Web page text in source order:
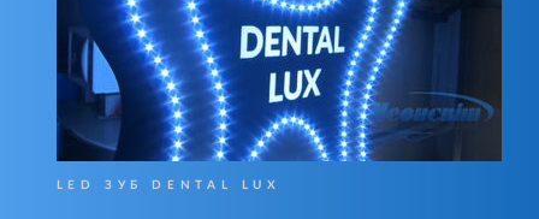
LED ЗУБ DENTAL LUX